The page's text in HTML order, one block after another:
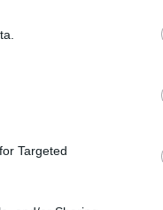
Targeted
funkcję